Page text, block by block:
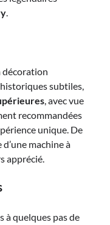
.
décoration
subtiles,
, avec vue
recommandées
unique. De
machine à
apprécié.
à quelques pas de